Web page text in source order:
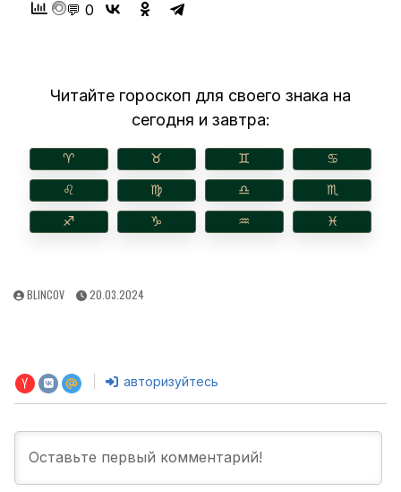
💬 0
Читайте гороскоп для своего знака на
сегодня и завтра:
♈︎ ♉︎ ♊︎ ♋︎
♌︎ ♍︎ ♎︎ ♏︎
♐︎ ♑︎ ♒︎ ♓︎
AUTHOR:
BLINCOV
PUBLISHED
20.03.2024
авторизуйтесь